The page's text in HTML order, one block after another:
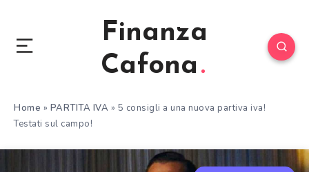
Finanza
Cafona
Home » PARTITA IVA » 5 consigli a una nuova partiva iva!
Testati sul campo!